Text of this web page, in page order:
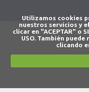
Utilizamos cookies
nuestros servicios y
clicar en "ACEPTAR" o
USO. También
clicando